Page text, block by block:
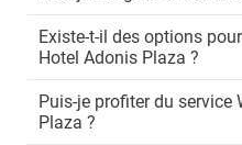
Existe-t-il des options
Hotel Adonis Plaza ?
Puis-je profiter du service
Plaza ?